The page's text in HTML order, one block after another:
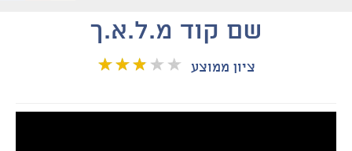
שם קוד מ.ל.א.ך
ציון ממוצע